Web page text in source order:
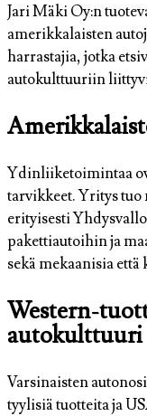
Jari Mäki Oy:n
amerikkalaisten
harrastajia, jotka
autokulttuuriin
Ydinliiketoimintaa
tarvikkeet. Yritys tuo
erityisesti
pakettiautoihin ja
sekä mekaanisia että
Western-
autokulttuuri
Varsinaisten
tyylisiä tuotteita ja